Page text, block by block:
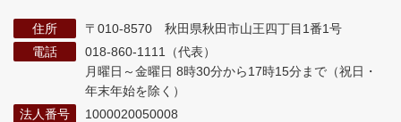
住所
〒010-8570 秋田県秋田市山王四丁目1番1号
電話
018-860-1111（代表）
月曜日～金曜日 8時30分から17時15分まで （祝日・
年末年始を除く）
法人番号
1000020050008